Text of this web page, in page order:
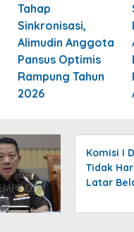
Tahap
Sinkronisasi,
Alimudin Anggota
Pansus Optimis
Rampung Tahun
2026
Komisi I
Tidak
Latar